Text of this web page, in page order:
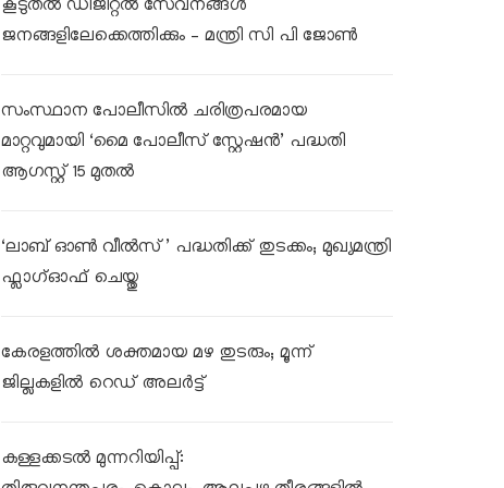
കൂടുതൽ ഡിജിറ്റൽ സേവനങ്ങൾ
ജനങ്ങളിലേക്കെത്തിക്കും – മന്ത്രി സി പി ജോൺ
സംസ്ഥാന പോലീസിൽ ചരിത്രപരമായ
മാറ്റവുമായി ‘മൈ പോലീസ് സ്റ്റേഷൻ’ പദ്ധതി
ആഗസ്റ്റ് 15 മുതൽ
‘ലാബ് ഓൺ വീൽസ്’ പദ്ധതിക്ക് തുടക്കം; മുഖ്യമന്ത്രി
ഫ്ലാഗ്ഓഫ് ചെയ്തു
കേരളത്തിൽ ശക്തമായ മഴ തുടരും; മൂന്ന്
ജില്ലകളിൽ റെഡ് അലർട്ട്
കള്ളക്കടൽ മുന്നറിയിപ്പ്: